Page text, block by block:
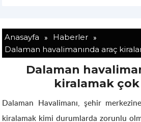
Anasayfa » Haberler »
Dalaman havalimanında araç
Dalaman
kiralamak
Dalaman Havalimanı, şehir
kiralamak kimi durumlarda zorunlu